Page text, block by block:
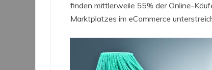
finden mittlerweile 55% der Online-
Marktplatzes im eCommerce